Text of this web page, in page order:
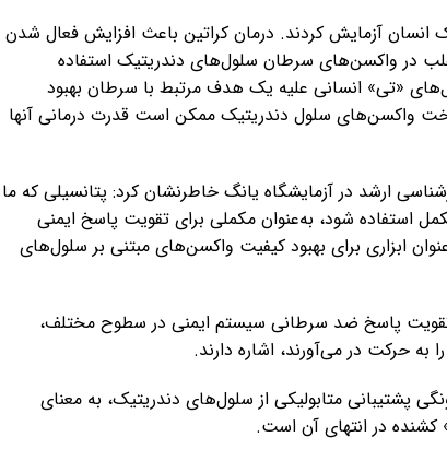
انسان آزمایش کردند. درمان کراتین باعث افزایش فعال شدن
در واکسن‌های سرطان سلول‌های دندریتیک استفاده
«تی» انسانی علیه یک هدف مرتبط با سرطان بهبود
واکسن‌های سلول دندریتیک ممکن است قدرت درمانی آنها
ارشد در آزمایشگاه یانگ خاطرنشان کرد: پتانسیلی که ما
استفاده شود، به‌عنوان مکملی برای تقویت پاسخ ایمنی
ابزاری برای بهبود کیفیت واکسن‌های مبتنی بر سلول‌های
تقویت پاسخ ضد سرطانی سیستم ایمنی در سطوح مختلف،
حرکت در می‌آورند، اشاره دارند.
پشتیبانی متابولیکی از سلول‌های دندریتیک، به معنای
در انتهای آن است.